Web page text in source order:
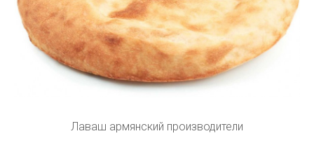
Лаваш армянский производители